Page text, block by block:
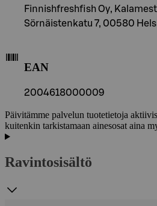
Finnishfreshfish Oy,
Sörnäistenkatu 7, 00580
EAN
2004618000009
Päivitämme palvelun tuotetietoja
kuitenkin tarkistamaan ainesosat aina
Ravintosisältö